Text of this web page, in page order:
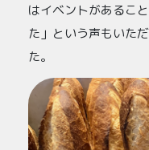
はイベントがあるこ
た」という声もいた
た。